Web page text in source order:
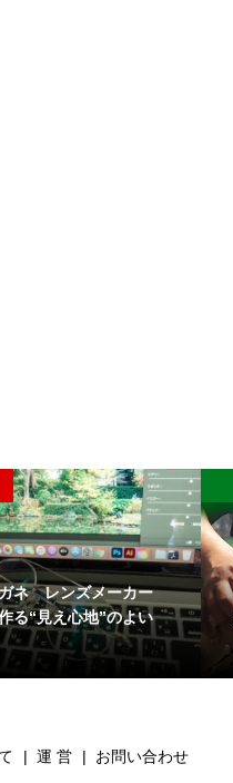
ネ レンズメーカー
る“見え心地”のよい
運 営 お問い合わせ